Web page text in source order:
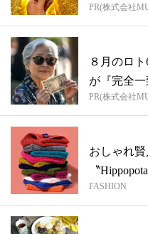
PR(株式会社
８月のロ
が『完全
PR(株式会社
おしゃれ
〝
FASHION